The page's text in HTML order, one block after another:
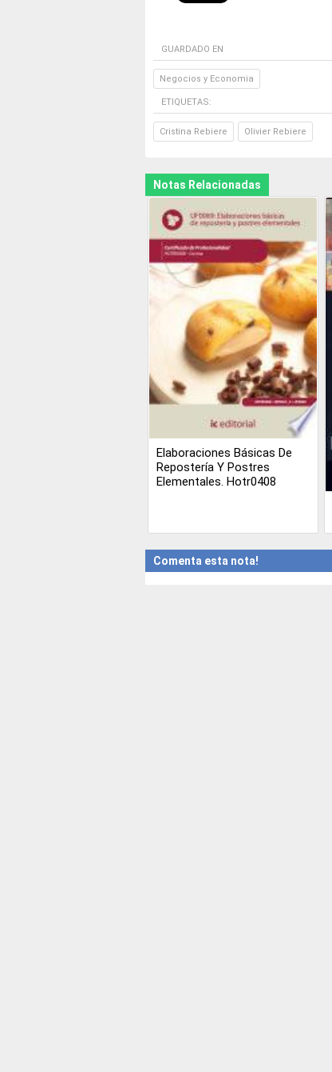
GUARDADO EN
Negocios y Economia
ETIQUETAS:
Cristina Rebiere Olivier Rebiere
Notas Relacionadas
Elaboraciones Básicas De
Repostería Y Postres
Elementales. Hotr0408
Comenta esta nota!